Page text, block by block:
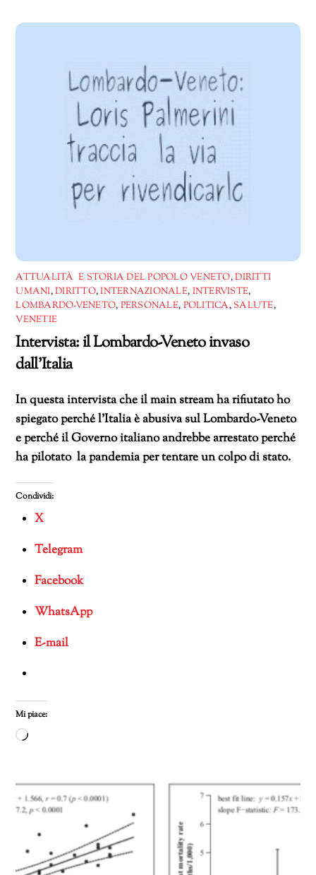
corso…
ATTUALITÀ E STORIA DEL POPOLO VENETO,DIRITTI
UMANI,DIRITTO,INTERNAZIONALE, INTERVISTE,
LOMBARDO-VENETO, PERSONALE, POLITICA,SALUTE,
VENETIE
Intervista: il Lombardo-Veneto invaso
dall’Italia
In questa intervista che il main stream ha rifiutato ho
spiegato perché l’Italia è abusiva sul Lombardo-Veneto
e perché il Governo italiano andrebbe arrestato perché
ha pilotato la pandemia per tentare un colpo di stato.
Condividi:
X
Telegram
Facebook
WhatsApp
E-mail
Mi piace:
Caricamento